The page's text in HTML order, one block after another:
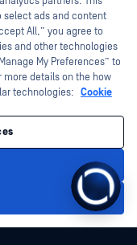
Metascan,
OPSWAT , Protecting the
InQuest, az InQuest logó,
OPSWAT védjegyei. A
képezik.
kezelése
Az Ön
select ads and content
All,” you agree to
and other technologies
My Preferences” to
more details on the how
technologies: Cookie